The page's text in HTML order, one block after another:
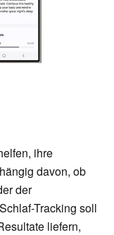
ihre
davon, ob
der
Tracking soll
liefern,